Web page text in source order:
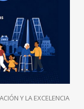
Y LA EXCELENCIA